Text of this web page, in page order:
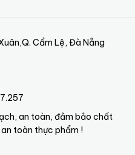
Cẩm Lệ, Đà Nẵng
an toàn, đảm bảo chất
an toàn thực phẩm !